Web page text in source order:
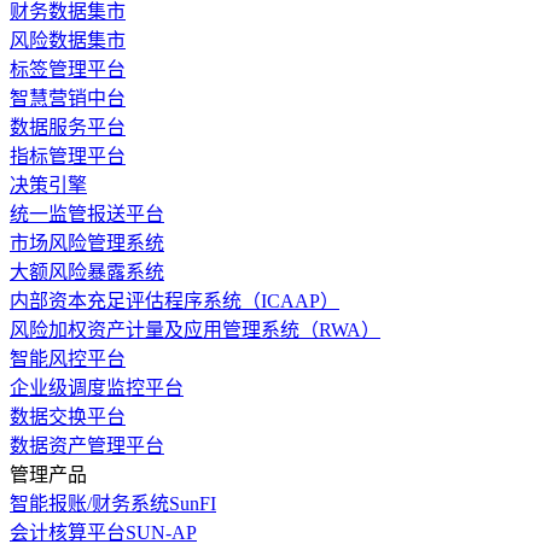
财务数据集市
风险数据集市
标签管理平台
智慧营销中台
数据服务平台
指标管理平台
决策引擎
统一监管报送平台
市场风险管理系统
大额风险暴露系统
内部资本充足评估程序系统（ICAAP）
风险加权资产计量及应用管理系统（RWA）
智能风控平台
企业级调度监控平台
数据交换平台
数据资产管理平台
管理产品
智能报账/财务系统SunFI
会计核算平台SUN-AP